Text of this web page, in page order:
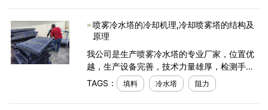
涂层来实现的。具体施工需
喷雾冷水塔的冷却机理,冷却喷雾塔的结构及
原理
我公司是生产喷雾冷水塔的专业厂家，位置优
越，生产设备完善，技术力量雄厚，检测手段
完善，产品质量可靠，服务热情周到，守信
用，赢得广大客户一致好评，下面为大家介绍
下喷雾冷水塔的冷却机理。
TAGS： 填料 冷水塔 阻力